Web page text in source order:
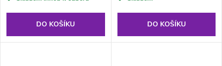
DO KOŠÍKU DO KOŠÍKU